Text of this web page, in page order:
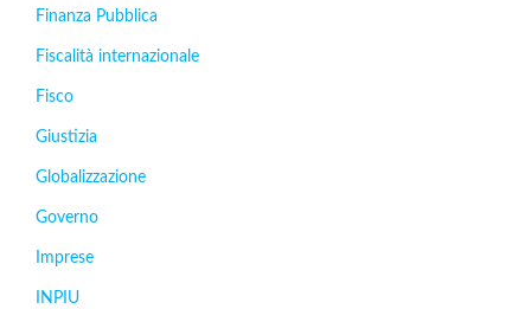
Finanza Pubblica
Fiscalità internazionale
Fisco
Giustizia
Globalizzazione
Governo
Imprese
INPIU